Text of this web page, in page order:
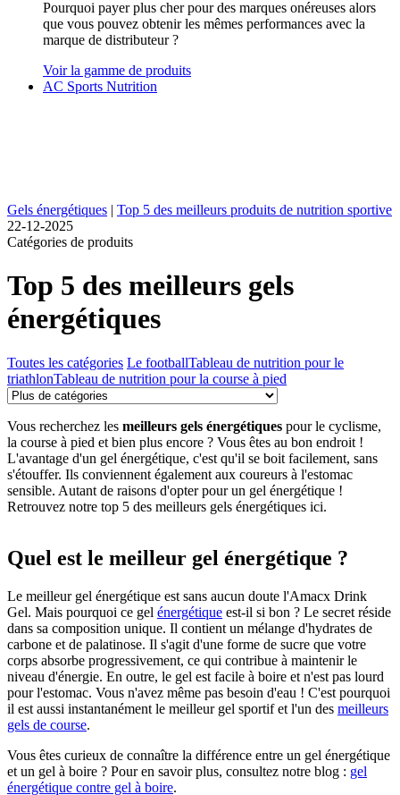
Pourquoi payer plus cher pour des marques onéreuses alors
que vous pouvez obtenir les mêmes performances avec la
marque de distributeur ?
Voir la gamme de produits
AC Sports Nutrition
Gels énergétiques | Top 5 des meilleurs produits de nutrition sportive
22-12-2025
Catégories de produits
Top 5 des meilleurs gels
énergétiques
Toutes les catégories Le footballTableau de nutrition pour le
triathlonTableau de nutrition pour la course à pied
Vous recherchez les meilleurs gels énergétiques pour le cyclisme,
la course à pied et bien plus encore ? Vous êtes au bon endroit !
L'avantage d'un gel énergétique, c'est qu'il se boit facilement, sans
s'étouffer. Ils conviennent également aux coureurs à l'estomac
sensible. Autant de raisons d'opter pour un gel énergétique !
Retrouvez notre top 5 des meilleurs gels énergétiques ici.
Quel est le meilleur gel énergétique ?
Le meilleur gel énergétique est sans aucun doute l'Amacx Drink
Gel. Mais pourquoi ce gel énergétique est-il si bon ? Le secret réside
dans sa composition unique. Il contient un mélange d'hydrates de
carbone et de palatinose. Il s'agit d'une forme de sucre que votre
corps absorbe progressivement, ce qui contribue à maintenir le
niveau d'énergie. En outre, le gel est facile à boire et n'est pas lourd
pour l'estomac. Vous n'avez même pas besoin d'eau ! C'est pourquoi
il est aussi instantanément le meilleur gel sportif et l'un des meilleurs
gels de course.
Vous êtes curieux de connaître la différence entre un gel énergétique
et un gel à boire ? Pour en savoir plus, consultez notre blog : gel
énergétique contre gel à boire.